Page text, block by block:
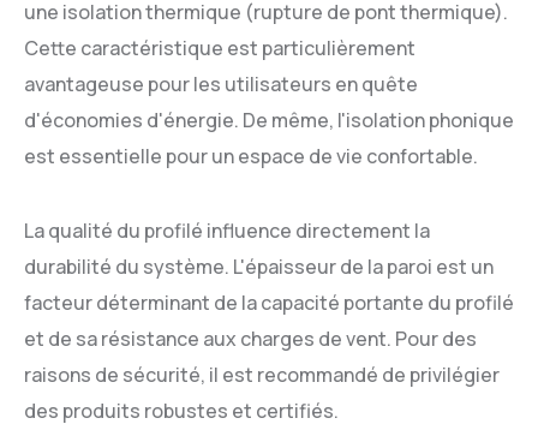
une isolation thermique (rupture de pont thermique).
Cette caractéristique est particulièrement
avantageuse pour les utilisateurs en quête
d'économies d'énergie. De même, l'isolation phonique
est essentielle pour un espace de vie confortable.
La qualité du profilé influence directement la
durabilité du système. L'épaisseur de la paroi est un
facteur déterminant de la capacité portante du profilé
et de sa résistance aux charges de vent. Pour des
raisons de sécurité, il est recommandé de privilégier
des produits robustes et certifiés.